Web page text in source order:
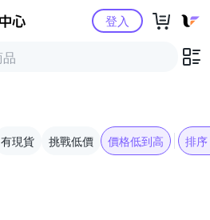
Yahoo購物中心登入
有現貨 挑戰低價 價格低到高 排序